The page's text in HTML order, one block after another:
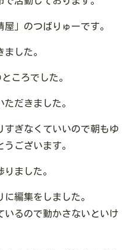
」のつばりゅーです。
した。
ころでした。
だきました。
すぎなくていいので朝もゆ
ございます。
ました。
編集をしました。
いるので動かさないといけ